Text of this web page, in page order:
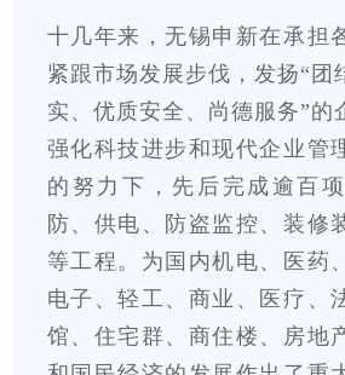
十几年来，无锡申新在承担
紧跟市场发展步伐，发扬“团
实、优质安全、尚德服务”的
强化科技进步和现代企业管
的努力下，先后完成逾百
防、供电、防盗监控、装修
等工程。为国内机电、医药
电子、轻工、商业、医疗、
馆、住宅群、商住楼、房地